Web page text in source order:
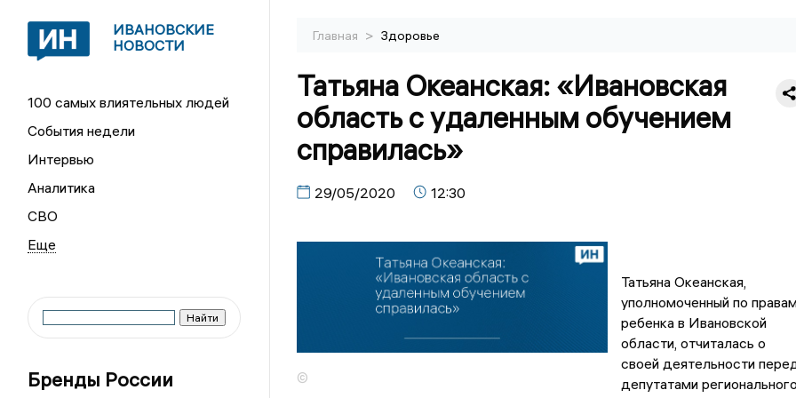
ИВАНОВСКИЕ
НОВОСТИ
100 самых влиятельных людей
События недели
Интервью
Аналитика
СВО
Бренды России
Главная > Здоровье
Татьяна Океанская: «Ивановская
область с удаленным обучением
справилась»
29/05/2020 12:30
©
Татьяна Океанская,
уполномоченный по
ребенка в Ивановской
области, отчиталась о
своей деятельности
депутатами регионального